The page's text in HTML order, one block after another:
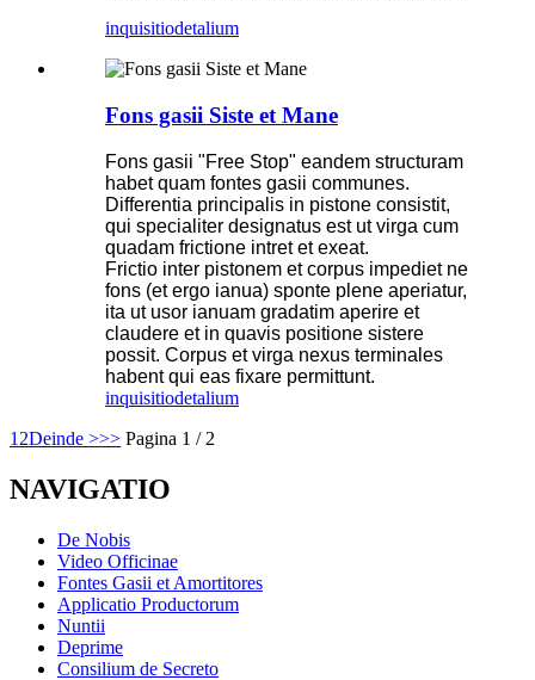
inquisitiodetalium
Fons gasii Siste et Mane
Fons gasii "Free Stop" eandem structuram
habet quam fontes gasii communes.
Differentia principalis in pistone consistit,
qui specialiter designatus est ut virga cum
quadam frictione intret et exeat.
Frictio inter pistonem et corpus impediet ne
fons (et ergo ianua) sponte plene aperiatur,
ita ut usor ianuam gradatim aperire et
claudere et in quavis positione sistere
possit. Corpus et virga nexus terminales
habent qui eas fixare permittunt.
inquisitiodetalium
1 2Deinde >>> Pagina 1 / 2
NAVIGATIO
De Nobis
Video Officinae
Fontes Gasii et Amortitores
Applicatio Productorum
Nuntii
Deprime
Consilium de Secreto